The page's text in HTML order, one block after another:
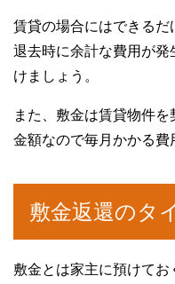
賃貸の場合にはできる
退去時に余計な費用が
けましょう。
また、敷金は賃貸物件
金額なので毎月かかる費
敷金返還のタ
敷金とは家主に預けて